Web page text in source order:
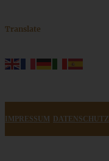
Translate
IMPRESSUM DATENSCHUTZ